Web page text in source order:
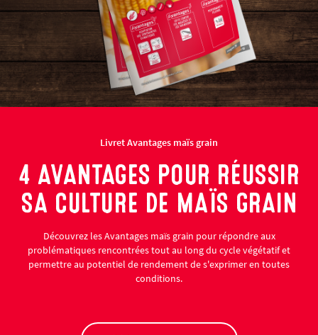
Livret Avantages maïs grain
4 AVANTAGES POUR RÉUSSIR
SA CULTURE DE MAÏS GRAIN
Découvrez les Avantages maïs grain pour répondre aux
problématiques rencontrées tout au long du cycle végétatif et
permettre au potentiel de rendement de s'exprimer en toutes
conditions.